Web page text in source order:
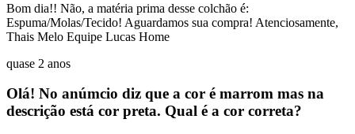
Bom dia!! Não, a matéria prima desse colchão é:
Espuma/Molas/Tecido! Aguardamos sua compra! Atenciosamente,
Thais Melo Equipe Lucas Home
quase 2 anos
Olá! No anúmcio diz que a cor é marrom mas na
descrição está cor preta. Qual é a cor correta?